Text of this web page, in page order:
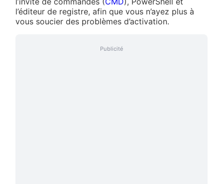
l’éditeur de registre, afin que vous n’ayez plus à
vous soucier des problèmes d’activation.
Publicité